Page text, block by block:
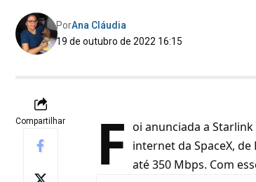
19 de outubro de 2022 16:15
PorAna Cláudia
Compartilhar F oi anunciada a
internet da SpaceX, de
até 350 Mbps. Com